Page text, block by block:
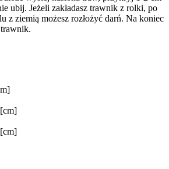
ubij. Jeżeli zakładasz trawnik z rolki, po
z ziemią możesz rozłożyć darń. Na koniec